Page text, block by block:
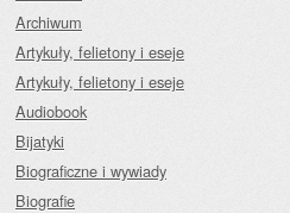
Archiwum
Artykuły, felietony i eseje
Artykuły, felietony i eseje
Audiobook
Bijatyki
Biograficzne i wywiady
Biografie